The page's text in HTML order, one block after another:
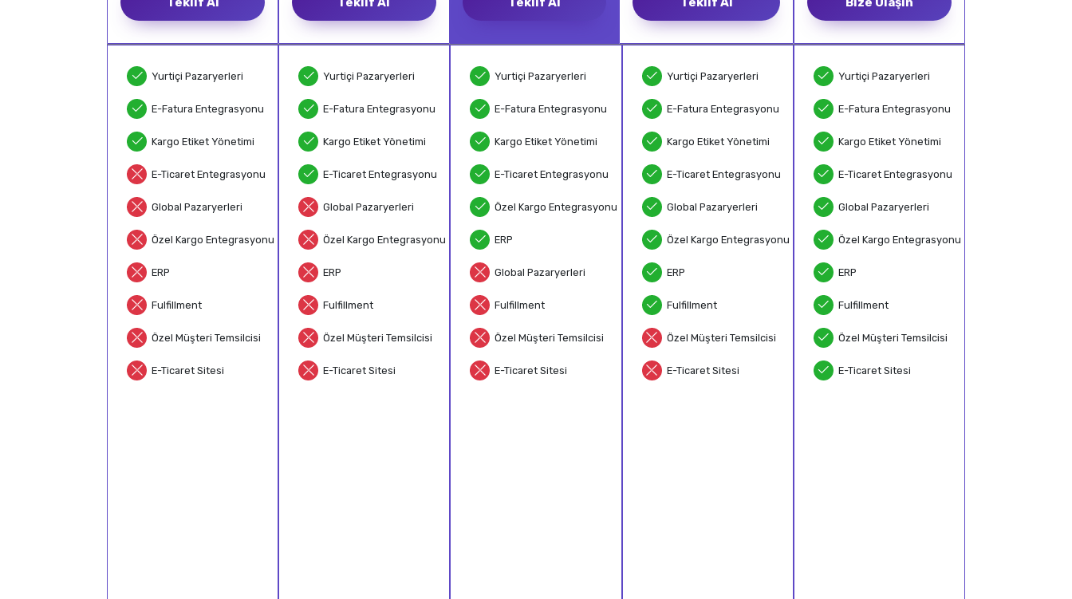
Yurtiçi Pazaryerleri
E-Fatura Entegrasyonu
Kargo Etiket Yönetimi
E-Ticaret Entegrasyonu
Global Pazaryerleri
Özel Kargo Entegrasyonu
ERP
Fulfillment
Özel Müşteri Temsilcisi
E-Ticaret Sitesi
Yurtiçi Pazaryerleri
E-Fatura Entegrasyonu
Kargo Etiket Yönetimi
E-Ticaret Entegrasyonu
Global Pazaryerleri
Özel Kargo Entegrasyonu
ERP
Fulfillment
Özel Müşteri Temsilcisi
E-Ticaret Sitesi
Yurtiçi Pazaryerleri
E-Fatura Entegrasyonu
Kargo Etiket Yönetimi
E-Ticaret Entegrasyonu
Özel Kargo Entegrasyonu
ERP
Global Pazaryerleri
Fulfillment
Özel Müşteri Temsilcisi
E-Ticaret Sitesi
Yurtiçi Pazaryerleri
E-Fatura Entegrasyonu
Kargo Etiket Yönetimi
E-Ticaret Entegrasyonu
Global Pazaryerleri
Özel Kargo Entegrasyonu
ERP
Fulfillment
Özel Müşteri Temsilcisi
E-Ticaret Sitesi
Yurtiçi Pazaryerleri
E-Fatura Entegrasyonu
Kargo Etiket Yönetimi
E-Ticaret Entegrasyonu
Global Pazaryerleri
Özel Kargo Entegrasyonu
ERP
Fulfillment
Özel Müşteri Temsilcisi
E-Ticaret Sitesi